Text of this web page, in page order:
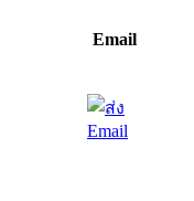
Email